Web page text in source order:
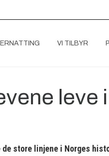
VI TILBYR
leve
store linjene i Norges